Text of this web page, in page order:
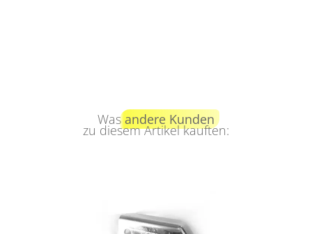
Wasandere Kunden
zu diesem Artikel kauften: